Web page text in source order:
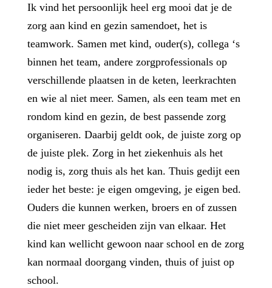
Ik vind het persoonlijk heel erg mooi dat je de
zorg aan kind en gezin samendoet, het is
teamwork. Samen met kind, ouder(s), collega ‘s
binnen het team, andere zorgprofessionals op
verschillende plaatsen in de keten, leerkrachten
en wie al niet meer. Samen, als een team met en
rondom kind en gezin, de best passende zorg
organiseren. Daarbij geldt ook, de juiste zorg op
de juiste plek. Zorg in het ziekenhuis als het
nodig is, zorg thuis als het kan. Thuis gedijt een
ieder het beste: je eigen omgeving, je eigen bed.
Ouders die kunnen werken, broers en of zussen
die niet meer gescheiden zijn van elkaar. Het
kind kan wellicht gewoon naar school en de zorg
kan normaal doorgang vinden, thuis of juist op
school.